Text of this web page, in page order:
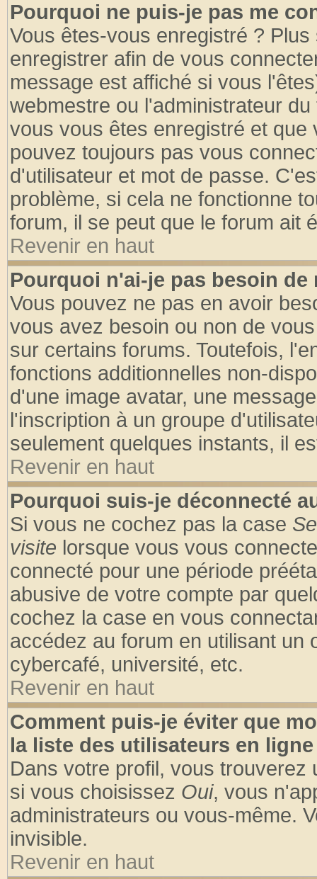
Pourquoi ne puis-je pas me
Vous êtes-vous enregistré ?
enregistrer afin de vous
message est affiché si vous
webmestre ou l'administrateur
vous vous êtes enregistré et
pouvez toujours pas vous
d'utilisateur et mot de passe.
problème, si cela ne fonctionne
forum, il se peut que le forum ait
Revenir en haut
Pourquoi n'ai-je pas besoin de
Vous pouvez ne pas en avoir
vous avez besoin ou non de
sur certains forums. Toutefois,
fonctions additionnelles non-
d'une image avatar, une
l'inscription à un groupe
seulement quelques instants, il
Revenir en haut
Pourquoi suis-je déconnecté
Si vous ne cochez pas la case
visite lorsque vous vous
connecté pour une période
abusive de votre compte par
cochez la case en vous
accédez au forum en utilisant un
cybercafé, université, etc.
Revenir en haut
Comment puis-je éviter que
la liste des utilisateurs en
Dans votre profil, vous trouverez
si vous choisissez Oui, vous
administrateurs ou vous-même.
invisible.
Revenir en haut